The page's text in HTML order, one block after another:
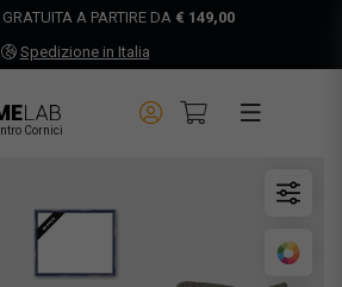
A PARTIRE DA € 149,00
Spedizione in Italia
Cornici